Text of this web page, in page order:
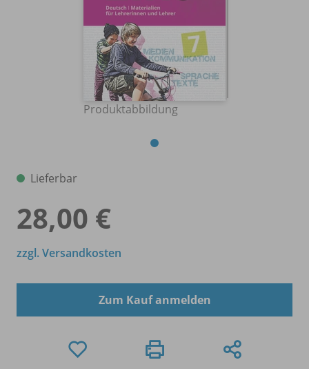
Produktabbildung
Lieferbar
28,00 €
zzgl. Versandkosten
Zum Kauf anmelden